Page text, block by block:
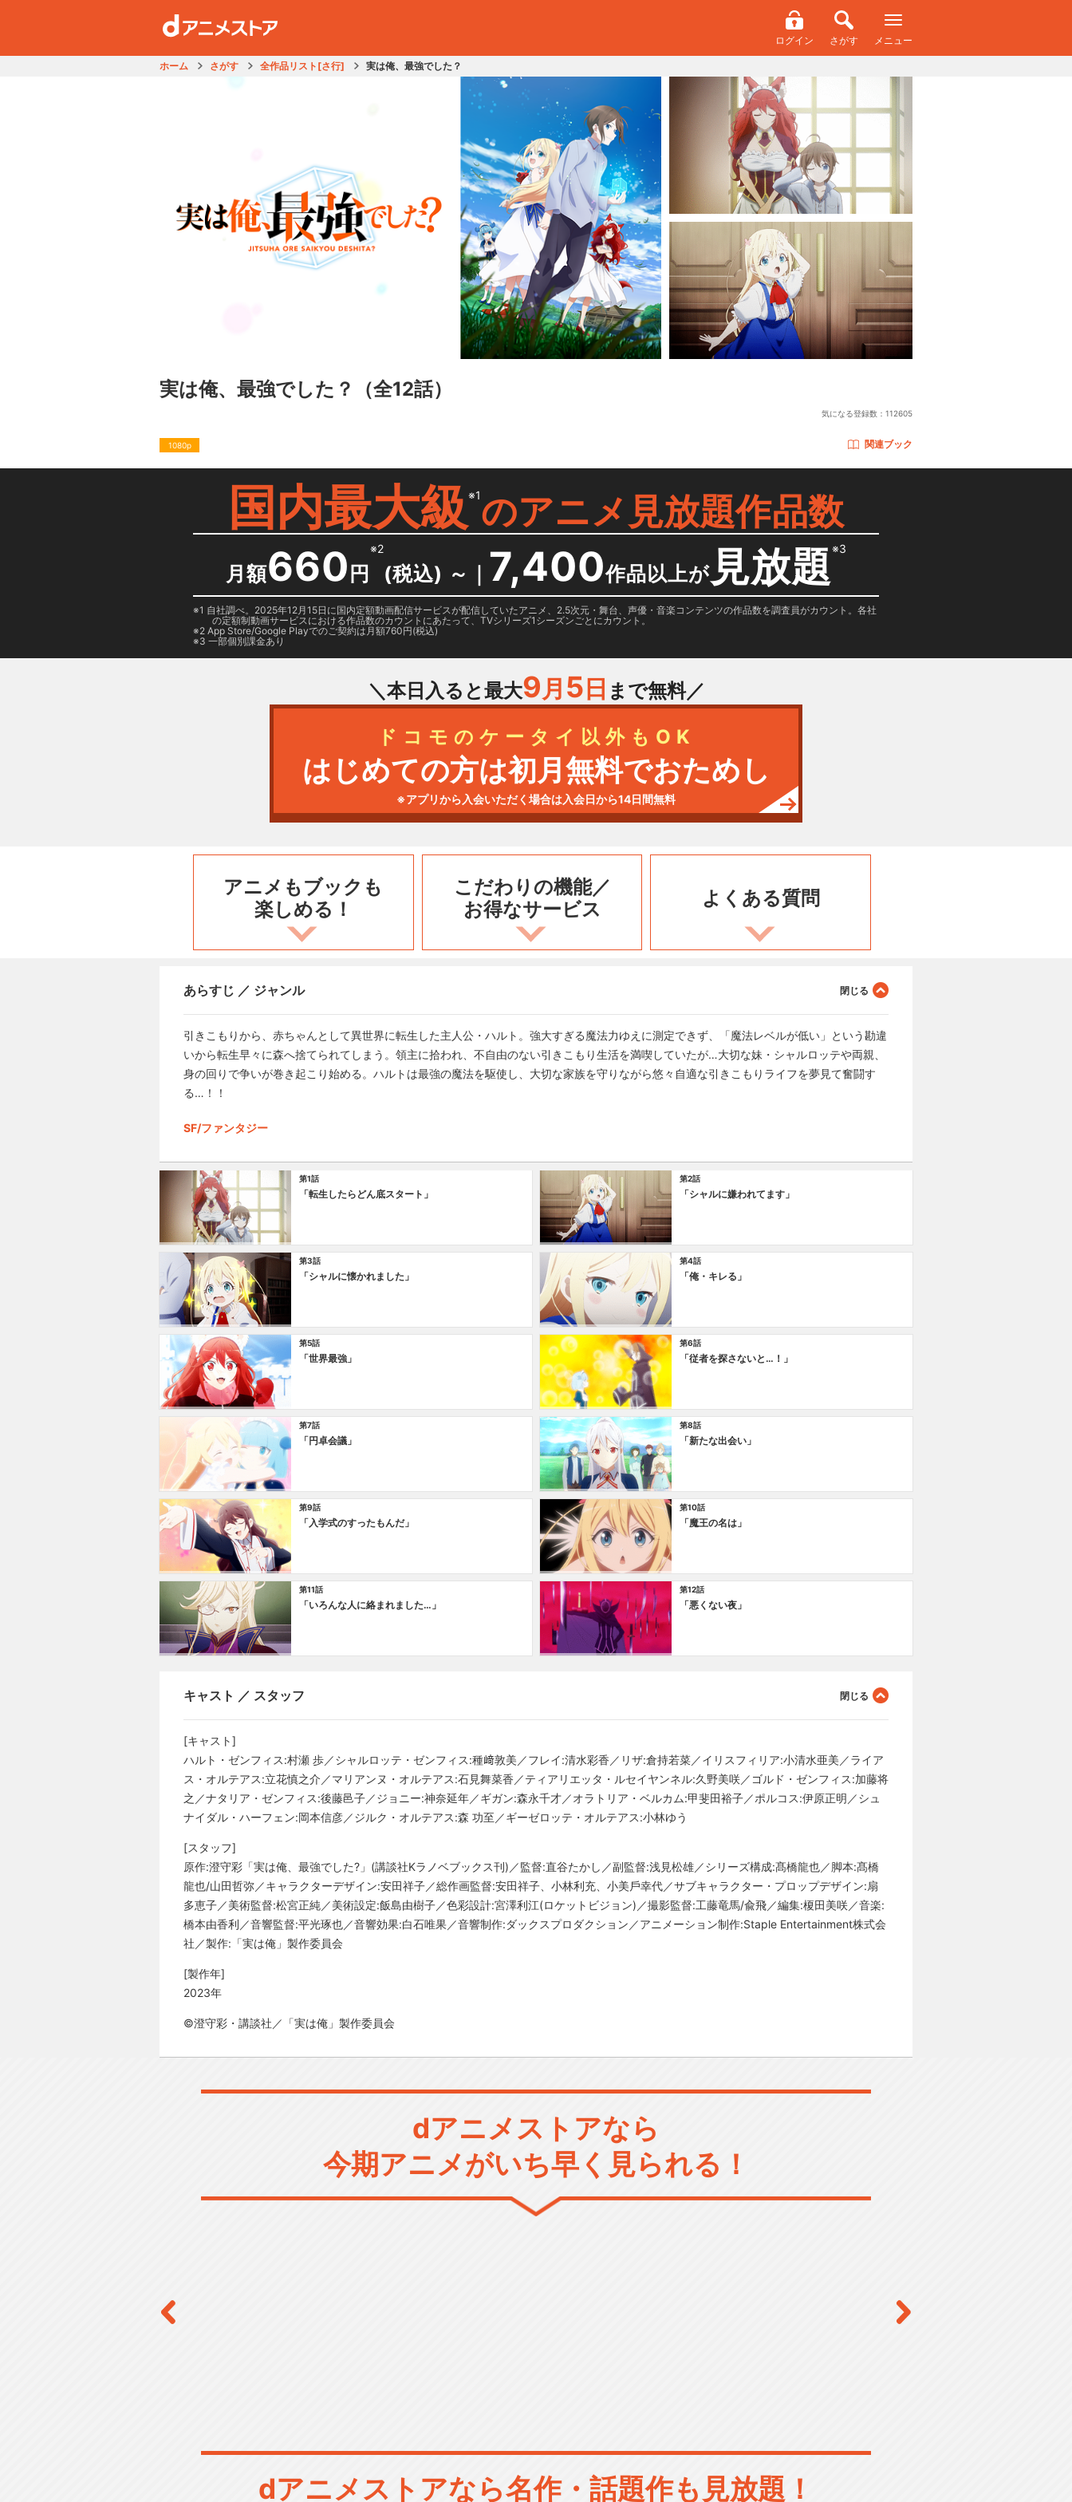
ログイン さがす メニュー
ホーム さがす 全作品リスト[さ行] 実は俺、最強でした？
実は俺、最強でした？ （全12話）
気になる登録数： 112605
1080p 関連ブック
国内最大級 ※1のアニメ見放題作品数
月額660 円
※2
(税込) ～ ｜ 7,400作品以上が 見放題※3
1 自社調べ。2025年12月15日に国内定額動画配信サービスが配信していたアニメ、2.5次元・舞台、声優・音楽コンテンツの作品数を調査員がカウント。各社
の定額制動画サービスにおける作品数のカウントにあたって、TVシリーズ1シーズンごとにカウント。
2 App Store/Google Playでのご契約は月額760円(税込)
3 一部個別課金あり
＼本日入ると最大9月 5 日 まで無料／
ドコモのケータイ以外もOK
はじめての方は初月無料でおためし
※アプリから入会いただく場合は入会日から14日間無料
アニメもブックも
楽しめる！
こだわりの機能／
お得なサービス
よくある質問
あらすじ ／ ジャンル
引きこもりから、赤ちゃんとして異世界に転生した主人公・ハルト。強大すぎる魔法力ゆえに測定できず、「魔法レベルが低い」という勘違
いから転生早々に森へ捨てられてしまう。領主に拾われ、不自由のない引きこもり生活を満喫していたが…大切な妹・シャルロッテや両親、
身の回りで争いが巻き起こり始める。ハルトは最強の魔法を駆使し、大切な家族を守りながら悠々自適な引きこもりライフを夢見て奮闘す
る…！！
SF/ファンタジー
第1話
「転生したらどん底スタート」
第2話
「シャルに嫌われてます」
第3話
「シャルに懐かれました」
第4話
「俺・キレる」
第5話
「世界最強」
第6話
「従者を探さないと…！」
第7話
「円卓会議」
第8話
「新たな出会い」
第9話
「入学式のすったもんだ」
第10話
「魔王の名は」
第11話
「いろんな人に絡まれました…」
第12話
「悪くない夜」
キャスト ／ スタッフ
[キャスト]
ハルト・ゼンフィス:村瀬 歩／シャルロッテ・ゼンフィス:種﨑敦美／フレイ:清水彩香／リザ:倉持若菜／イリスフィリア:小清水亜美／ライア
ス・オルテアス:立花慎之介／マリアンヌ・オルテアス:石見舞菜香／ティアリエッタ・ルセイヤンネル:久野美咲／ゴルド・ゼンフィス:加藤将
之／ナタリア・ゼンフィス:後藤邑子／ジョニー:神奈延年／ギガン:森永千才／オラトリア・ベルカム:甲斐田裕子／ポルコス:伊原正明／シュ
ナイダル・ハーフェン:岡本信彦／ジルク・オルテアス:森 功至／ギーゼロッテ・オルテアス:小林ゆう
[スタッフ]
原作:澄守彩「実は俺、最強でした?」(講談社Kラノベブックス刊)／監督:直谷たかし／副監督:浅見松雄／シリーズ構成:髙橋龍也／脚本:髙橋
龍也/山田哲弥／キャラクターデザイン:安田祥子／総作画監督:安田祥子、小林利充、小美戶幸代／サブキャラクター・プロップデザイン:扇
多恵子／美術監督:松宮正純／美術設定:飯島由樹子／色彩設計:宮澤利江(ロケットビジョン)／撮影監督:工藤⻯馬/兪飛／編集:榎田美咲／音楽:
橋本由香利／音響監督:平光琢也／音響効果:白石唯果／音響制作:ダックスプロダクション／アニメーション制作:Staple Entertainment株式会
社／製作:「実は俺」製作委員会
[製作年]
2023年
©澄守彩・講談社／「実は俺」製作委員会
dアニメストアなら
今期アニメがいち早く見られる！
dアニメストアなら名作・話題作も見放題！